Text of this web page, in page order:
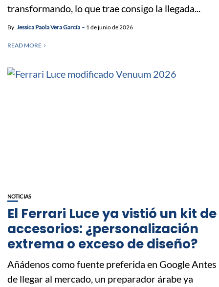
transformando, lo que trae consigo la llegada...
By Jessica Paola Vera García 1 de junio de 2026
READ MORE
NOTICIAS
El Ferrari Luce ya vistió un kit de
accesorios: ¿personalización
extrema o exceso de diseño?
Añádenos como fuente preferida en Google Antes
de llegar al mercado, un preparador árabe ya